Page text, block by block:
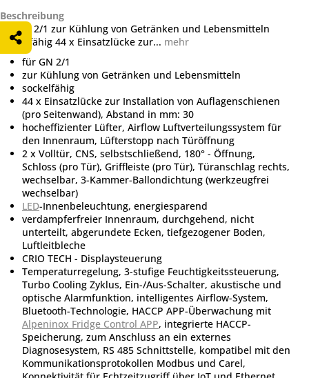
Beschreibung
für GN 2/1 zur Kühlung von Getränken und Lebensmitteln
sockelfähig 44 x Einsatzlücke zur... mehr
für GN 2/1
zur Kühlung von Getränken und Lebensmitteln
sockelfähig
44 x Einsatzlücke zur Installation von Auflagenschienen
(pro Seitenwand), Abstand in mm: 30
hocheffizienter Lüfter, Airflow Luftverteilungssystem für
den Innenraum, Lüfterstopp nach Türöffnung
2 x Volltür, CNS, selbstschließend, 180° - Öffnung,
Schloss (pro Tür), Griffleiste (pro Tür), Türanschlag rechts,
wechselbar, 3-Kammer-Ballondichtung (werkzeugfrei
wechselbar)
LED-Innenbeleuchtung, energiesparend
verdampferfreier Innenraum, durchgehend, nicht
unterteilt, abgerundete Ecken, tiefgezogener Boden,
Luftleitbleche
CRIO TECH - Displaysteuerung
Temperaturregelung, 3-stufige Feuchtigkeitssteuerung,
Turbo Cooling Zyklus, Ein-/Aus-Schalter, akustische und
optische Alarmfunktion, intelligentes Airflow-System,
Bluetooth-Technologie, HACCP APP-Überwachung mit
Alpeninox Fridge Control APP, integrierte HACCP-
Speicherung, zum Anschluss an ein externes
Diagnosesystem, RS 485 Schnittstelle, kompatibel mit den
Kommunikationsprotokollen Modbus und Carel,